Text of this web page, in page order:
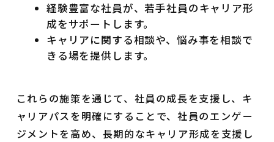
経験豊富な社員が、若手社員のキャリア形
成をサポートします。
キャリアに関する相談や、悩み事を相談で
きる場を提供します。
これらの施策を通じて、社員の成長を支援し、キ
ャリアパスを明確にすることで、社員のエンゲー
ジメントを高め、長期的なキャリア形成を支援し